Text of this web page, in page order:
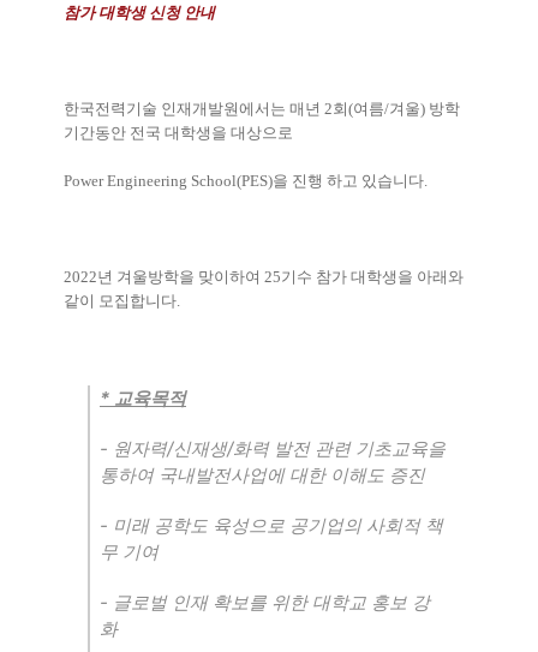
참가 대학생 신청 안내
한국전력기술 인재개발원에서는 매년 2회(여름/겨울) 방학
기간동안 전국 대학생을 대상으로
Power Engineering School(PES)을 진행 하고 있습니다.
2022년 겨울방학을 맞이하여 25기수 참가 대학생을 아래와
같이 모집합니다.
* 교육목적
- 원자력/신재생/화력 발전 관련 기초교육을
통하여 국내발전사업에 대한 이해도 증진
- 미래 공학도 육성으로 공기업의 사회적 책
무 기여
- 글로벌 인재 확보를 위한 대학교 홍보 강
화